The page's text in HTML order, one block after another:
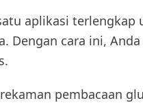
aplikasi
Dengan cara ini,
pembacaan